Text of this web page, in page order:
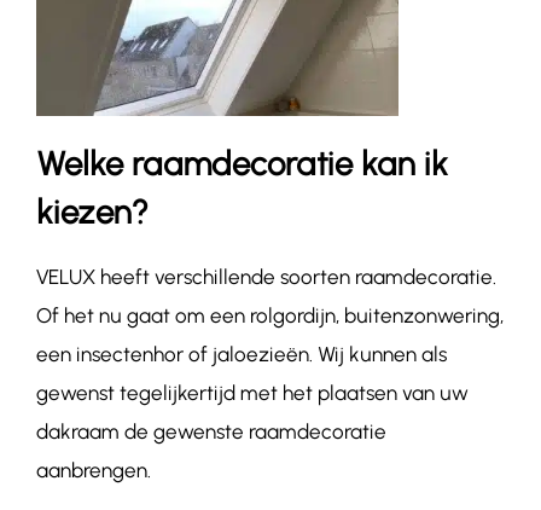
Welke raamdecoratie kan ik
kiezen?
VELUX heeft verschillende soorten raamdecoratie.
Of het nu gaat om een rolgordijn, buitenzonwering,
een insectenhor of jaloezieën. Wij kunnen als
gewenst tegelijkertijd met het plaatsen van uw
dakraam de gewenste raamdecoratie
aanbrengen.